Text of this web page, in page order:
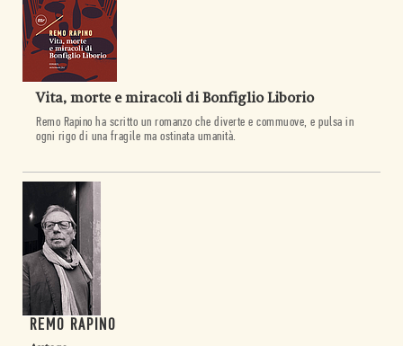
Vita, morte e miracoli di Bonfiglio Liborio
Remo Rapino ha scritto un romanzo che diverte e commuove, e pulsa in
ogni rigo di una fragile ma ostinata umanità.
REMO RAPINO